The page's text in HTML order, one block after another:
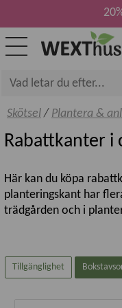
Skötsel/ Plantera &
Rabattkanter i
Här kan du köpa
planteringskant har
trädgården och i
att göra tydliga
till exempel vill anlägga
Tillgänglighet